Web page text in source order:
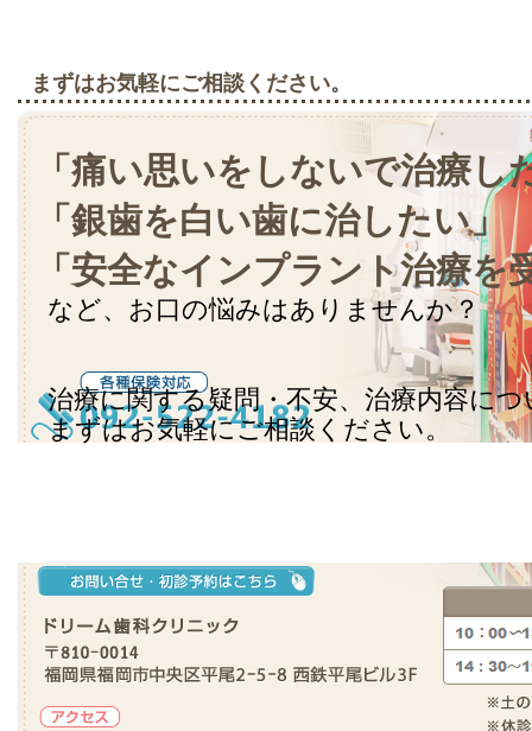
まずはお気軽にご相談ください。
「痛い思いをしないで治療し
「銀歯を白い歯に治したい」
「安全なインプラント治療を
など、お口の悩みはありませんか？
治療に関する疑問・不安、治療内容につ
まずはお気軽にご相談ください。